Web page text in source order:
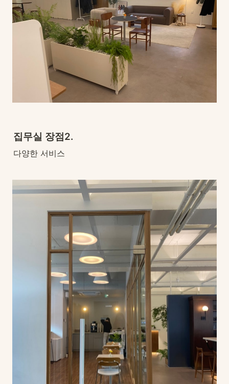
집무실 장점2.
다양한 서비스